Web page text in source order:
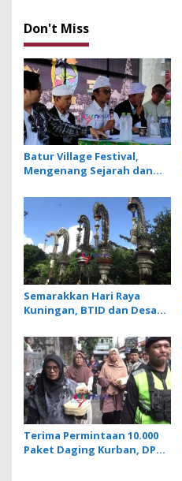
Don't Miss
Batur Village Festival,
Mengenang Sejarah dan
Gunung Batur 1926
Semarakkan Hari Raya
Kuningan, BTID dan Desa
Festival Penjor Raksasa
Terima Permintaan 10.000
Paket Daging Kurban, DPW